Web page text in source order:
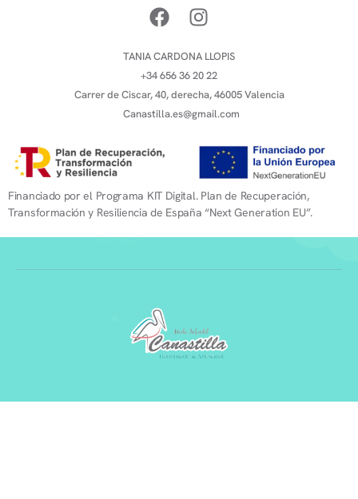
TANIA CARDONA LLOPIS
+34 656 36 20 22
Carrer de Ciscar, 40, derecha, 46005 Valencia
Canastilla.es@gmail.com
Financiado por el Programa KIT Digital. Plan de Recuperación,
Transformación y Resiliencia de España “Next Generation EU”.